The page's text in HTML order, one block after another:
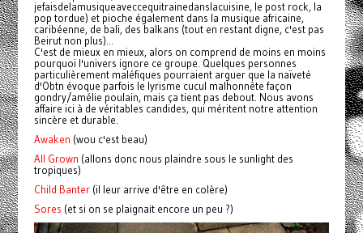
jefaisdelamusiqueaveccequitrainedanslacuisine, le post rock, la
pop tordue) et pioche également dans la musique africaine,
caribéenne, de bali, des balkans (tout en restant digne, c'est pas
Beirut non plus)...
C'est de mieux en mieux, alors on comprend de moins en moins
pourquoi l'univers ignore ce groupe. Quelques personnes
particulièrement maléfiques pourraient arguer que la naïveté
d'Obtn évoque parfois le lyrisme cucul malhonnête façon
gondry/amélie poulain, mais ça tient pas debout. Nous avons
affaire ici à de véritables candides, qui méritent notre attention
sincère et durable.
Awaken (wou c'est beau)
All Grown (allons donc nous plaindre sous le sunlight des
tropiques)
Child Banter(il leur arrive d'être en colère)
Sores (et si on se plaignait encore un peu ?)